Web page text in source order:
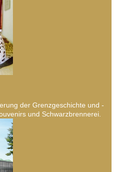
der Grenzgeschichte und -
und Schwarzbrennerei.